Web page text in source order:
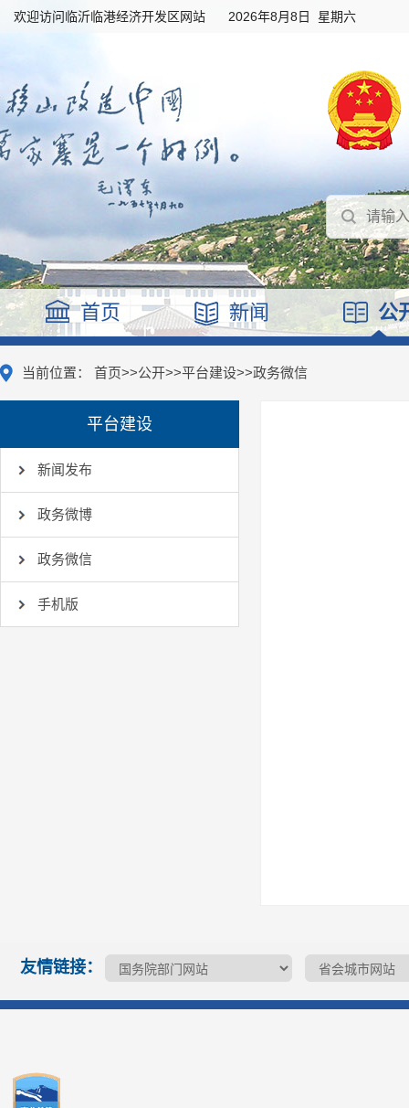
欢迎访问临沂临港经济开发区网站 2026年8月8日 星期六
首页 新闻 公
当前位置： 首页>>公开>>平台建设>>政务微信
平台建设
新闻发布
政务微博
政务微信
手机版
友情链接：